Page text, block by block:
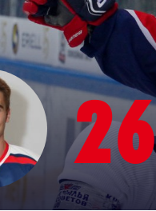
Дивизион
Академия СКА
АКМ-Юниор
Амурские
Красная
Крылья
МХК Динамо-
26